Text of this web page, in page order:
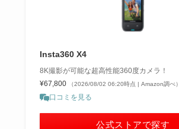
Insta360 X4
8K撮影が可能な超高性能360度カメラ！
¥67,800
（2026/08/02 06:20時点 | Amazon調べ）
口コミを見る
公式ストアで探す